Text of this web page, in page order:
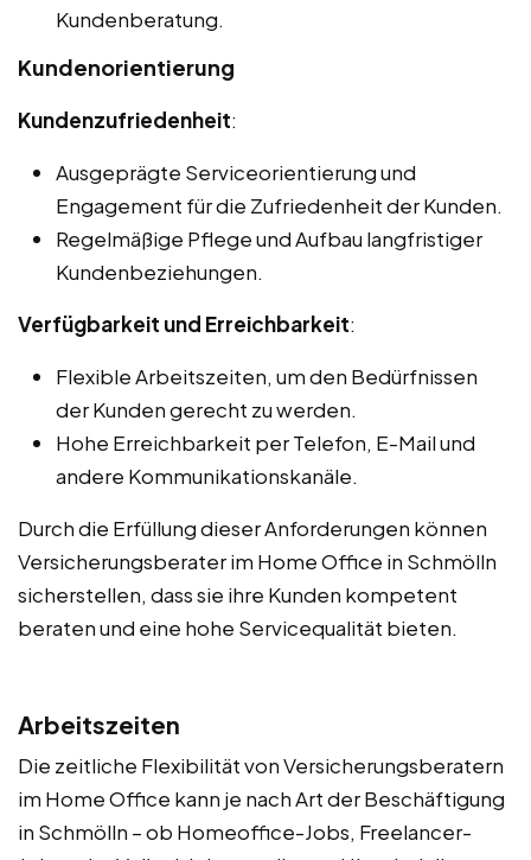
Kundenberatung.
Kundenorientierung
Kundenzufriedenheit:
Ausgeprägte Serviceorientierung und
Engagement für die Zufriedenheit der Kunden.
Regelmäßige Pflege und Aufbau langfristiger
Kundenbeziehungen.
Verfügbarkeit und Erreichbarkeit:
Flexible Arbeitszeiten, um den Bedürfnissen
der Kunden gerecht zu werden.
Hohe Erreichbarkeit per Telefon, E-Mail und
andere Kommunikationskanäle.
Durch die Erfüllung dieser Anforderungen können
Versicherungsberater im Home Office in Schmölln
sicherstellen, dass sie ihre Kunden kompetent
beraten und eine hohe Servicequalität bieten.
Arbeitszeiten
Die zeitliche Flexibilität von Versicherungsberatern
im Home Office kann je nach Art der Beschäftigung
in Schmölln – ob Homeoffice-Jobs, Freelancer-